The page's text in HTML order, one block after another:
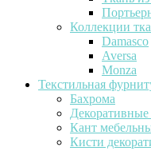
Коллекции
Damasco
Aversa
Monza
Текстильная
Бахрома
Кант
Кисти